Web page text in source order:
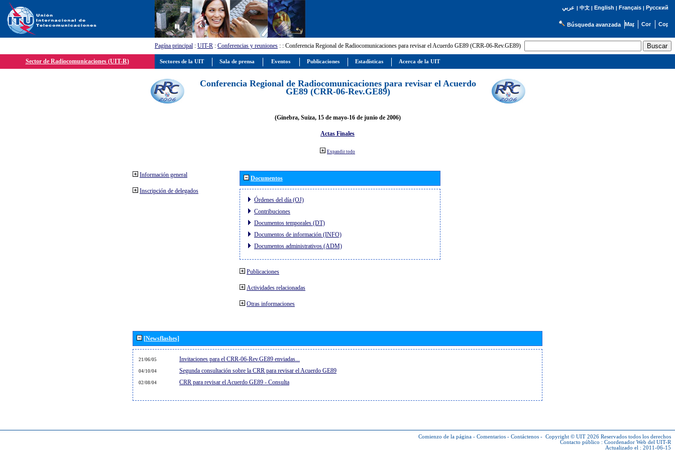
عربي | 中文| English | Français| Русский
Búsqueda avanzada
Pagína principal : UIT-R : Conferencias y reuniones : : Conferencia Regional de Radiocomunicaciones para revisar el Acuerdo GE89 (CRR-06-Rev.GE89)
Sector de Radiocomunicaciones (UIT-R)
Conferencia Regional de Radiocomunicaciones para revisar el Acuerdo
GE89 (CRR-06-Rev.GE89)
(Ginebra, Suiza, 15 de mayo-16 de junio de 2006)
Actas Finales
Expandir todo
Información general
Inscripción de delegados
Documentos
Órdenes del día (OJ)
Contribuciones
Documentos temporales (DT)
Documentos de información (INFO)
Documentos administrativos (ADM)
Publicaciones
Actividades relacionadas
Otras informaciones
[Newsflashes]
21/06/05 Invitaciones para el CRR-06-Rev.GE89 enviadas...
04/10/04 Segunda consultación sobre la CRR para revisar el Acuerdo GE89
02/08/04 CRR para revisar el Acuerdo GE89 - Consulta
Comienzo de la página - Comentarios - Contáctenos - Copyright © UIT 2026 Reservados todos los derechos
Contacto público : Coordenador Web del UIT-R
Actualizado el : 2011-06-15
Sectores de la UIT Sala de prensa Eventos Publicaciones Estadísticas Acerca de la UIT